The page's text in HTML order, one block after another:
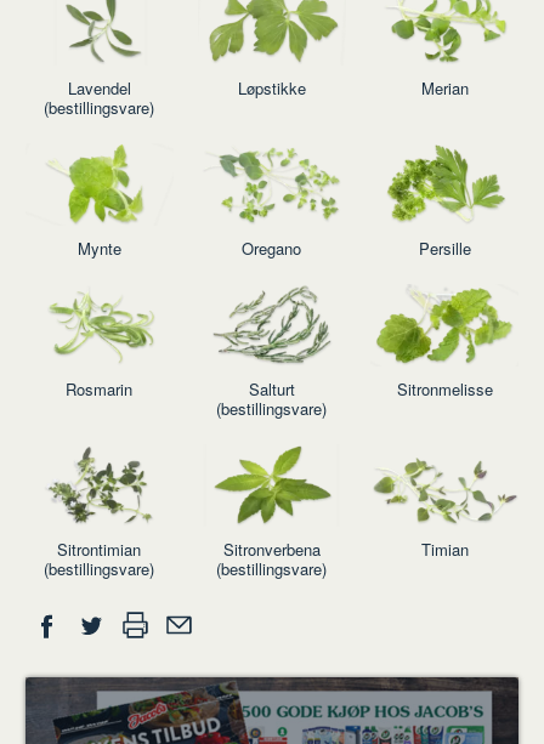
Lavendel
(bestillingsvare)
Løpstikke Merian
Mynte Oregano Persille
Rosmarin
Salturt
(bestillingsvare)
Sitronmelisse
Sitrontimian
(bestillingsvare)
Sitronverbena
(bestillingsvare)
Timian
Del
på
Facebook
på
Twitter
ut en
venn